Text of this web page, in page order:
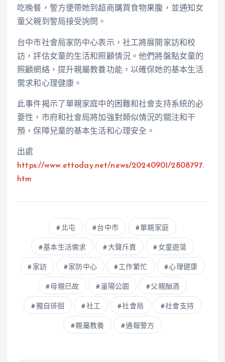
吃晚餐，警方便帶她到超商購買食物果腹，並通知女
童父親到警局接受詢問。
台中市社會局家防中心表示，社工將展開家訪和校
訪，評估女童的生活和照顧情況。他們將盤點女童的
照顧網絡，提升親屬教養功能，以確保她的基本生活
需求和心理健康。
此事件揭示了單親家庭中的困難和社會支持系統的必
要性，市府和社會局將加強對類似情況的關注和干
預，保障兒童的基本生活和心理安全。
出處
https://www.ettoday.net/news/20240901/2808797.
htm
北屯 台中市 單親家庭
基本生活需求 大聲斥責 女童遊蕩
家訪 家防中心 工作繁忙 心理健康
母親已故 瀋陽公園 父親酗酒
獨自徘徊 社工 社會局 社會支持
親屬教養 通報警方